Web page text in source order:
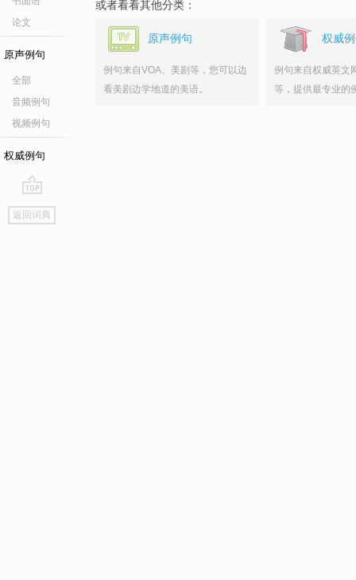
论文
原声例句
全部
音频例句
视频例句
权威例句
go
top
返回词典
或者看看其他分类：
原声例句
例句来自VOA、美剧等，您可以边
看美剧边学地道的美语。
权威
例句来自权威英文
等，提供最专业的